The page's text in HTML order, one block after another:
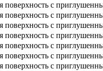
поверхность с
поверхность с
поверхность с
поверхность с
поверхность с
поверхность с
поверхность с